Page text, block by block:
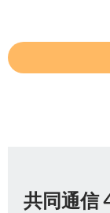
共同通信